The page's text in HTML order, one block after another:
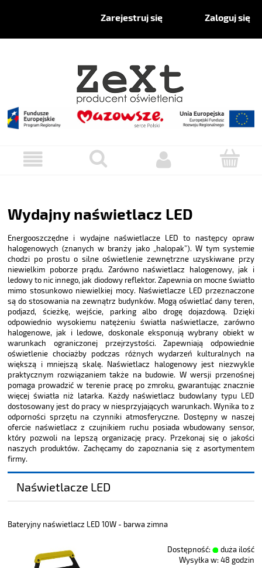
Zarejestruj się Zaloguj się
Wydajny naświetlacz LED
Energooszczędne i wydajne naświetlacze LED to następcy opraw
halogenowych (znanych w branży jako „halopak”). W tym systemie
chodzi po prostu o silne oświetlenie zewnętrzne uzyskiwane przy
niewielkim poborze prądu. Zarówno naświetlacz halogenowy, jak i
ledowy to nic innego, jak diodowy reflektor. Zapewnia on mocne światło
mimo stosunkowo niewielkiej mocy. Naświetlacze LED przeznaczone
są do stosowania na zewnątrz budynków. Mogą oświetlać dany teren,
podjazd, ścieżkę, wejście, parking albo drogę dojazdową. Dzięki
odpowiednio wysokiemu natężeniu światła naświetlacze, zarówno
halogenowe, jak i ledowe, doskonale eksponują wybrany obiekt w
warunkach ograniczonej przejrzystości. Zapewniają odpowiednie
oświetlenie chociażby podczas różnych wydarzeń kulturalnych na
większą i mniejszą skalę. Naświetlacz halogenowy jest niezwykle
praktycznym rozwiązaniem także na budowie. W wersji przenośnej
pomaga prowadzić w terenie pracę po zmroku, gwarantując znacznie
więcej światła niż latarka. Każdy naświetlacz budowlany typu LED
dostosowany jest do pracy w niesprzyjających warunkach. Wynika to z
odporności sprzętu na czynniki atmosferyczne. Dostępny w naszej
ofercie naświetlacz z czujnikiem ruchu posiada wbudowany sensor,
który pozwoli na lepszą organizację pracy. Przekonaj się o jakości
naszych produktów. Zachęcamy do zapoznania się z asortymentem
firmy.
Naświetlacze LED
Bateryjny naświetlacz LED 10W - barwa zimna
Dostępność:
duża ilość
Wysyłka w: 48 godzin